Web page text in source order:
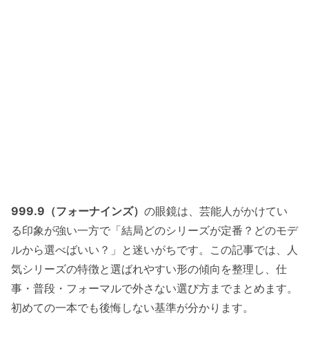
999.9（フォーナインズ） の眼鏡は、芸能人がかけてい
る印象が強い一方で「結局どのシリーズが定番？どのモデ
ルから選べばいい？」と迷いがちです。この記事では、人
気シリーズの特徴と選ばれやすい形の傾向を整理し、仕
事・普段・フォーマルで外さない選び方までまとめます。
初めての一本でも後悔しない基準が分かります。